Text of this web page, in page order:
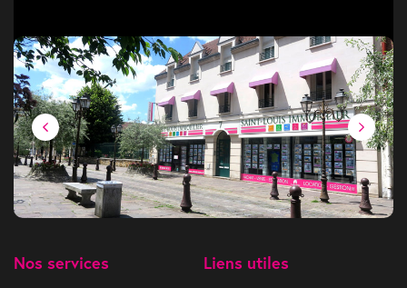
Nos services Liens utiles